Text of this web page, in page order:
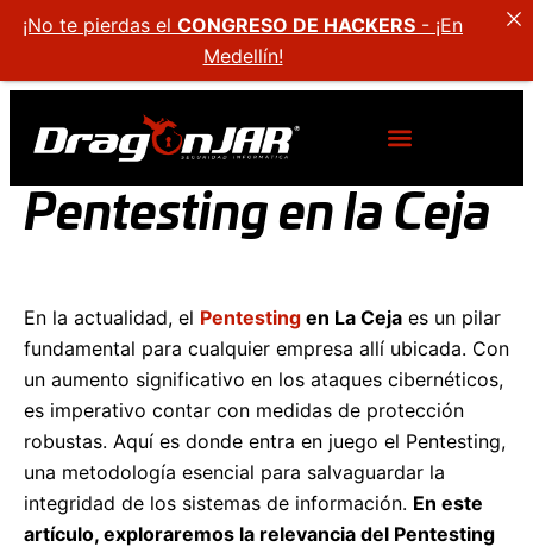
Pentesting en la Ceja
En la actualidad, el Pentesting en La Ceja es un pilar
fundamental para cualquier empresa allí ubicada. Con
un aumento significativo en los ataques cibernéticos,
es imperativo contar con medidas de protección
robustas. Aquí es donde entra en juego el Pentesting,
una metodología esencial para salvaguardar la
integridad de los sistemas de información. En este
artículo, exploraremos la relevancia del Pentesting
¡No te pierdas el CONGRESO DE HACKERS - ¡En
Medellín!